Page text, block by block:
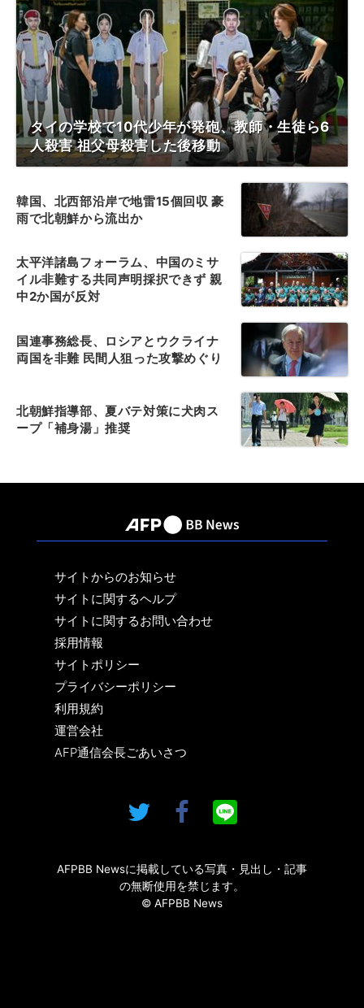
タイの学校で10代少年が発砲、教師・生徒ら6
人殺害 祖父母殺害した後移動
韓国、北西部沿岸で地雷15個回収 豪
雨で北朝鮮から流出か
太平洋諸島フォーラム、中国のミサ
イル非難する共同声明採択できず 親
中2か国が反対
国連事務総長、ロシアとウクライナ
両国を非難 民間人狙った攻撃めぐり
北朝鮮指導部、夏バテ対策に犬肉ス
ープ「補身湯」推奨
サイトからのお知らせ
サイトに関するヘルプ
サイトに関するお問い合わせ
採用情報
サイトポリシー
プライバシーポリシー
利用規約
運営会社
AFP通信会長ごあいさつ
AFPBB Newsに掲載している写真・見出し・記事
の無断使用を禁じます。
© AFPBB News